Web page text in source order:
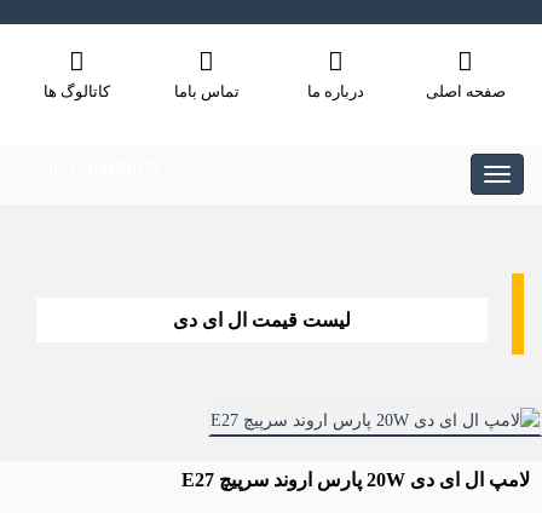
صفحه اصلی درباره ما تماس باما کاتالوگ ها
لیست قیمت ال ای دی
لامپ ال ای دی 20W پارس اروند سرپیچ E27